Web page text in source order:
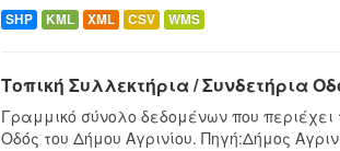
SHP KML XML CSV WMS
Τοπική Συλλεκτήρια / Συνδετήρια
Γραμμικό σύνολο δεδομένων που
Οδός του Δήμου Αγρινίου. Πηγή:Δήμος